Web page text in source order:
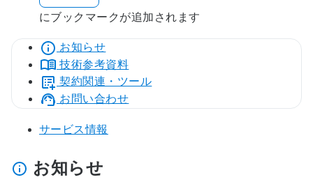
にブックマークが追加されます
お知らせ
技術参考資料
契約関連・ツール
お問い合わせ
サービス情報
お知らせ